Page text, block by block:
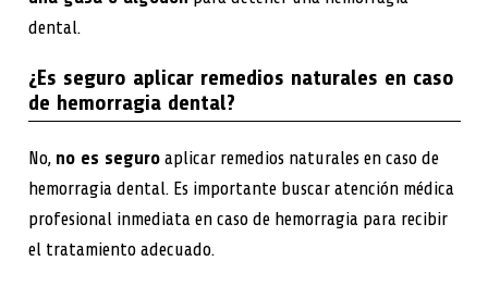
dental.
¿Es seguro aplicar remedios naturales en caso
de hemorragia dental?
No, no es seguroaplicar remedios naturales en caso de
hemorragia dental. Es importante buscar atención médica
profesional inmediata en caso de hemorragia para recibir
el tratamiento adecuado.